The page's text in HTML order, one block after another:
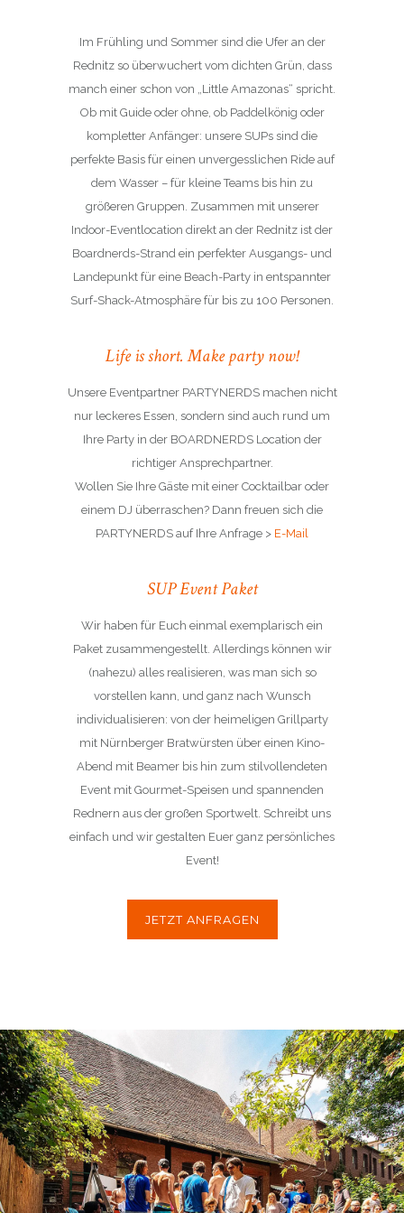
Im Frühling und Sommer sind die Ufer an der
Rednitz so überwuchert vom dichten Grün, dass
manch einer schon von „Little Amazonas“ spricht.
Ob mit Guide oder ohne, ob Paddelkönig oder
kompletter Anfänger: unsere SUPs sind die
perfekte Basis für einen unvergesslichen Ride auf
dem Wasser – für kleine Teams bis hin zu
größeren Gruppen. Zusammen mit unserer
Indoor-Eventlocation direkt an der Rednitz ist der
Boardnerds-Strand ein perfekter Ausgangs- und
Landepunkt für eine Beach-Party in entspannter
Surf-Shack-Atmosphäre für bis zu 100 Personen.
Life is short. Make party now!
Unsere Eventpartner PARTYNERDS machen nicht
nur leckeres Essen, sondern sind auch rund um
Ihre Party in der BOARDNERDS Location der
richtiger Ansprechpartner.
Wollen Sie Ihre Gäste mit einer Cocktailbar oder
einem DJ überraschen? Dann freuen sich die
PARTYNERDS auf Ihre Anfrage > E-Mail
SUP Event Paket
Wir haben für Euch einmal exemplarisch ein
Paket zusammengestellt. Allerdings können wir
(nahezu) alles realisieren, was man sich so
vorstellen kann, und ganz nach Wunsch
individualisieren: von der heimeligen Grillparty
mit Nürnberger Bratwürsten über einen Kino-
Abend mit Beamer bis hin zum stilvollendeten
Event mit Gourmet-Speisen und spannenden
Rednern aus der großen Sportwelt. Schreibt uns
einfach und wir gestalten Euer ganz persönliches
Event!
JETZT ANFRAGEN